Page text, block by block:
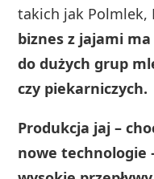
takich jak Polmlek,
biznes z jajami
do dużych grup
czy piekarniczych.
Produkcja jaj –
nowe technologie